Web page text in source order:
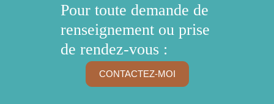
Pour toute demande de
renseignement ou prise
de rendez-vous :
CONTACTEZ-MOI